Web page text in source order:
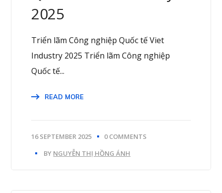
2025
Triển lãm Công nghiệp Quốc tế Viet
Industry 2025 Triển lãm Công nghiệp
Quốc tế...
READ MORE
16 SEPTEMBER 2025
0 COMMENTS
BY NGUYỄN THỊ HỒNG ÁNH